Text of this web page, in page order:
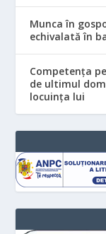
Munca în
echivalată în
Competența
de ultimul
locuinţa lui